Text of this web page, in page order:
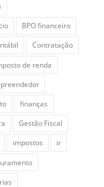
BPO financeiro
Contratação
de renda
finanças
Gestão Fiscal
impostos
ir